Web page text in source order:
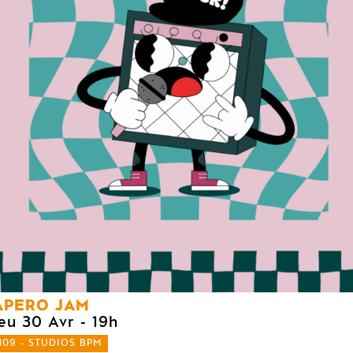
JAM
30 Avr - 19h
- STUDIOS BPM